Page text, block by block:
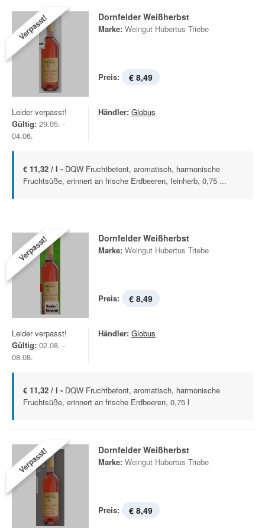
Verpasst! Dornfelder Weißherbst
Marke: Weingut Hubertus Triebe
Preis: € 8,49
Leider verpasst!
Gültig: 29.05. -
04.06.
Händler: Globus
€ 11,32 / l - DQW Fruchtbetont, aromatisch, harmonische
Fruchtsüße, erinnert an frische Erdbeeren, feinherb, 0,75 ...
Verpasst! Dornfelder Weißherbst
Marke: Weingut Hubertus Triebe
Preis: € 8,49
Leider verpasst!
Gültig: 02.08. -
08.08.
Händler: Globus
€ 11,32 / l - DQW Fruchtbetont, aromatisch, harmonische
Fruchtsüße, erinnert an frische Erdbeeren, 0,75 l
Verpasst! Dornfelder Weißherbst
Marke: Weingut Hubertus Triebe
Preis: € 8,49